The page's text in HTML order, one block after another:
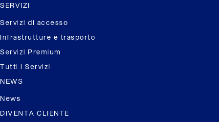
SERVIZI
Servizi di accesso
Infrastrutture e trasporto
Servizi Premium
Tutti i Servizi
NEWS
News
DIVENTA CLIENTE